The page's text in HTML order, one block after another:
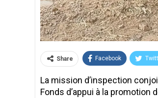
Share Facebook
La mission d’inspection
Fonds d’appui à la promotion